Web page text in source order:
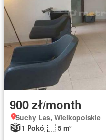
900 zł/month
Suchy Las, Wielkopolskie
1 Pokój
5 m²